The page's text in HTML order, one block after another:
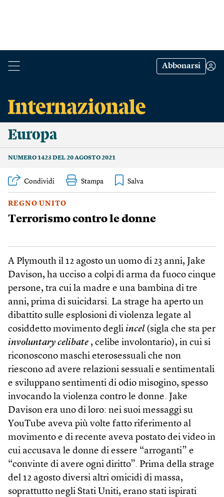
Abbonarsi
Europa
NUMERO 1423 DEL 20 AGOSTO 2021
Condividi Stampa
REGNO UNITO
Terrorismo contro le donne
A Plymouth il 12 agosto un uomo di 23 anni, Jake
Davison, ha ucciso a colpi di arma da fuoco cinque
persone, tra cui la madre e una bambina di tre
anni, prima di suicidarsi. La strage ha aperto un
dibattito sulle esplosioni di violenza legate al
cosiddetto movimento degli incel (sigla che sta per
involuntary celibate , celibe involontario), in cui si
riconoscono maschi eterosessuali che non
riescono ad avere relazioni sessuali e sentimentali
e sviluppano sentimenti di odio misogino, spesso
invocando la violenza contro le donne. Jake
Davison era uno di loro: nei suoi messaggi su
YouTube aveva più volte fatto riferimento al
movimento e di recente aveva postato dei video in
cui accusava le donne di essere “arroganti” e
“convinte di avere ogni diritto”. Prima della strage
del 12 agosto diversi altri omicidi di massa,
soprattutto negli Stati Uniti, erano stati ispirati